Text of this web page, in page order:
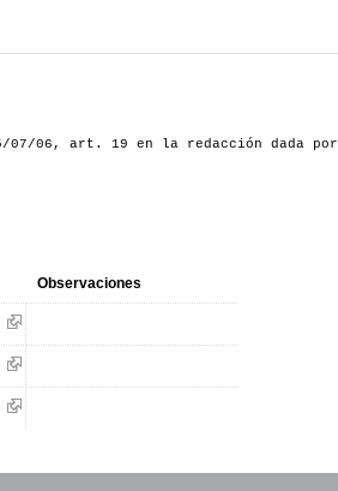
07/06, art. 19 en la redacción dada por
Observaciones